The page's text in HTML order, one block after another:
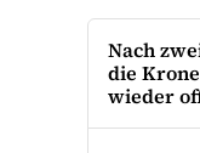
Nach
die
wieder